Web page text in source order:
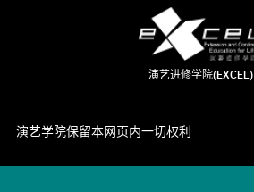
演艺进修学院(EXCEL)
演艺学院保留本网页内一切权利